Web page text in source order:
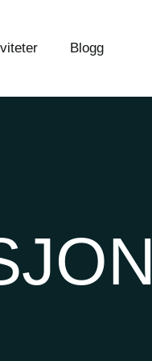
Blogg